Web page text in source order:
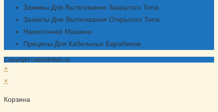
Зажимы Для Вытягивания Закрытого Типа
Захваты Для Вытягивания Открытого Типа
Намоточная Машина
Прицепы Для Кабельных Барабанов
Copyright cabledetails.ru
×
×
Корзина